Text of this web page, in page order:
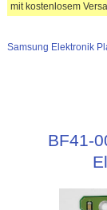
mit kostenlosem
Samsung Elektronik
BF41-